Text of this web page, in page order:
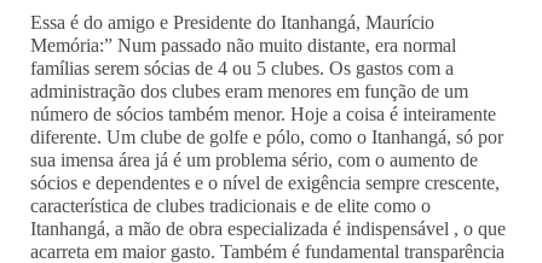
Essa é do amigo e Presidente do Itanhangá, Maurício
Memória:” Num passado não muito distante, era normal
famílias serem sócias de 4 ou 5 clubes. Os gastos com a
administração dos clubes eram menores em função de um
número de sócios também menor. Hoje a coisa é inteiramente
diferente. Um clube de golfe e pólo, como o Itanhangá, só por
sua imensa área já é um problema sério, com o aumento de
sócios e dependentes e o nível de exigência sempre crescente,
característica de clubes tradicionais e de elite como o
Itanhangá, a mão de obra especializada é indispensável , o que
acarreta em maior gasto. Também é fundamental transparência